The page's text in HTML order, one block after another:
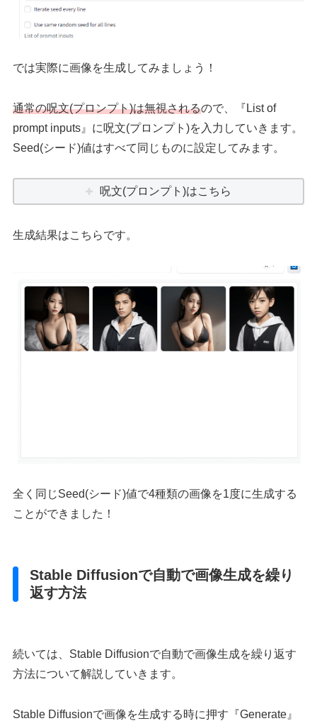
では実際に画像を生成してみましょう！
通常の呪文(プロンプト)は無視されるので、『List of
prompt inputs』に呪文(プロンプト)を入力していきます。
Seed(シード)値はすべて同じものに設定してみます。
呪文(プロンプト)はこちら
生成結果はこちらです。
全く同じSeed(シード)値で4種類の画像を1度に生成する
ことができました！
Stable Diffusionで自動で画像生成を繰り
返す方法
続いては、Stable Diffusionで自動で画像生成を繰り返す
方法について解説していきます。
Stable Diffusionで画像を生成する時に押す『Generate』